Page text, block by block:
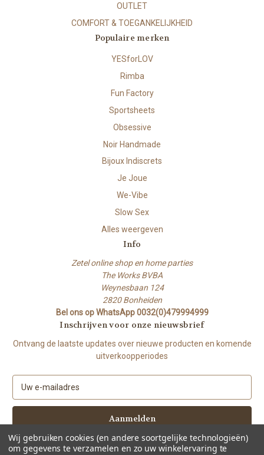
OUTLET
COMFORT & TOEGANKELIJKHEID
Populaire merken
YESforLOV
Rimba
Fun Factory
Sportsheets
Obsessive
Noir Handmade
Bijoux Indiscrets
Je Joue
We-Vibe
Slow Sex
Alles weergeven
Info
Zetel online shop en home parties
The Works BVBA
Weynesbaan 124
2820 Bonheiden
Bel ons op WhatsApp 0032(0)479994999
Inschrijven voor onze nieuwsbrief
Ontvang de laatste updates over nieuwe producten en komende
uitverkoopperiodes
m
l
Wij gebruiken cookies (en andere soortgelijke technologieën)
om gegevens te verzamelen en zo uw winkelervaring te